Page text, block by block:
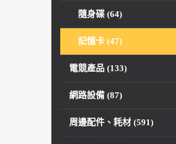
隨身碟 (64)
記憶卡 (47)
電競產品 (133)
網路設備 (87)
周邊配件、耗材 (591)